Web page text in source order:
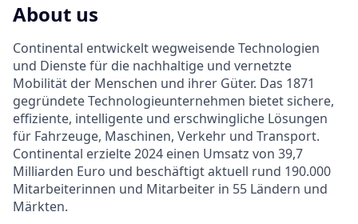
About us
Continental entwickelt wegweisende Technologien
und Dienste für die nachhaltige und vernetzte
Mobilität der Menschen und ihrer Güter. Das 1871
gegründete Technologieunternehmen bietet sichere,
effiziente, intelligente und erschwingliche Lösungen
für Fahrzeuge, Maschinen, Verkehr und Transport.
Continental erzielte 2024 einen Umsatz von 39,7
Milliarden Euro und beschäftigt aktuell rund 190.000
Mitarbeiterinnen und Mitarbeiter in 55 Ländern und
Märkten.